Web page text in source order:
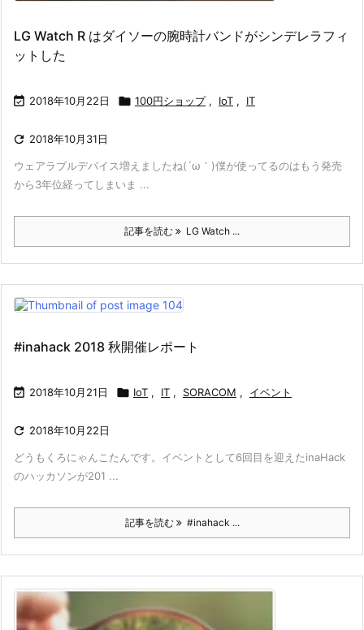
LG Watch R はダイソーの腕時計バンドがシンデレラフィ
ットした
 2018年10月22日  100円ショップ , IoT , IT
 2018年10月31日
ウェアラブルデバイス増えましたね(´ω｀)僕が使ってるのはもう発売
から3年位経ってしまいま ...
記事を読む LG Watch ...
#inahack 2018 秋開催レポート
 2018年10月21日  IoT , IT , SORACOM , イベント
 2018年10月22日
どうもくろにゃんこたんです。イベントとして6回目を迎えたinaHack
のハッカソンが201 ...
記事を読む #inahack ...